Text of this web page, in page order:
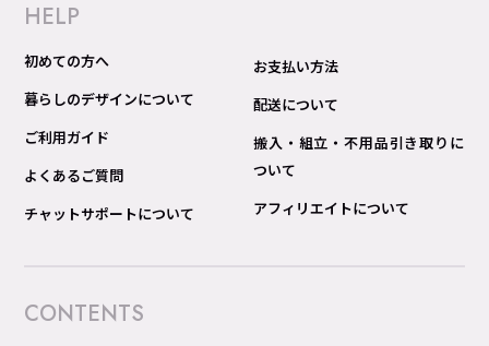
HELP
初めての方へ
暮らしのデザインについて
ご利用ガイド
よくあるご質問
チャットサポートについて
お支払い方法
配送について
搬入・組立・不用品引き取りに
ついて
アフィリエイトについて
CONTENTS